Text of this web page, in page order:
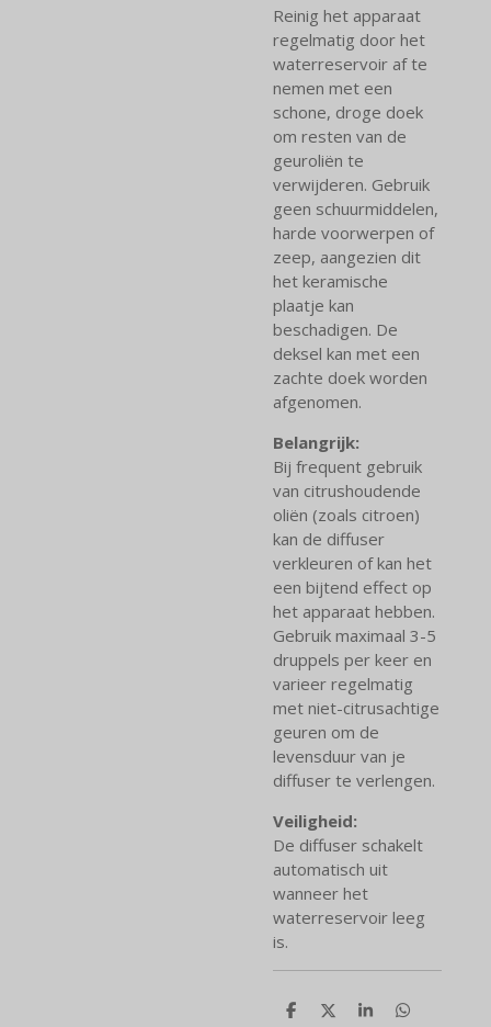
Reinig het apparaat
regelmatig door het
waterreservoir af te
nemen met een
schone, droge doek
om resten van de
geuroliën te
verwijderen. Gebruik
geen schuurmiddelen,
harde voorwerpen of
zeep, aangezien dit
het keramische
plaatje kan
beschadigen. De
deksel kan met een
zachte doek worden
afgenomen.
Belangrijk:
Bij frequent gebruik
van citrushoudende
oliën (zoals citroen)
kan de diffuser
verkleuren of kan het
een bijtend effect op
het apparaat hebben.
Gebruik maximaal 3-5
druppels per keer en
varieer regelmatig
met niet-citrusachtige
geuren om de
levensduur van je
diffuser te verlengen.
Veiligheid:
De diffuser schakelt
automatisch uit
wanneer het
waterreservoir leeg
is.
D
D
S
D